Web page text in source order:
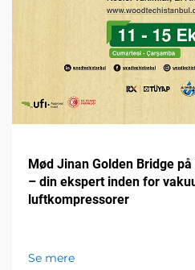
Mød Jinan Golden Bridge
– din ekspert inden for
luftkompressorer
Se mere